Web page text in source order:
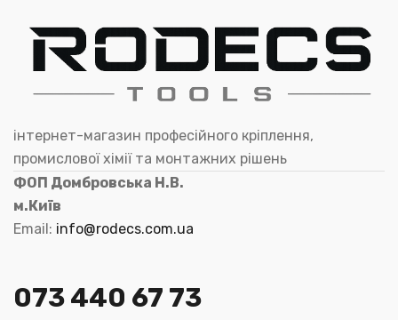
інтернет-магазин професійного кріплення,
промислової хімії та монтажних рішень
ФОП Домбровська Н.В.
м.Київ
Email: info@rodecs.com.ua
073 440 67 73